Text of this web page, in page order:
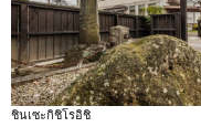
ชินเซะกิชิโรอิชิ